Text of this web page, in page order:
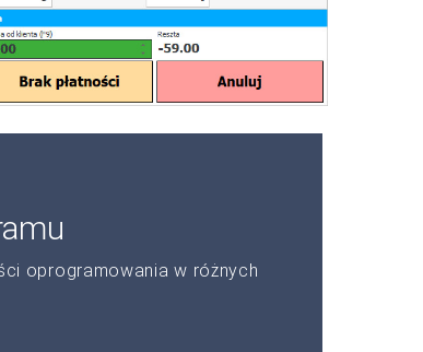
oprogramowania w różnych